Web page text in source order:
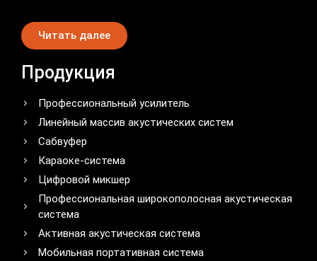
Читать далее
Продукция
Профессиональный усилитель
Линейный массив акустических систем
Сабвуфер
Караоке-система
Цифровой микшер
Профессиональная широкополосная акустическая
система
Активная акустическая система
Мобильная портативная система